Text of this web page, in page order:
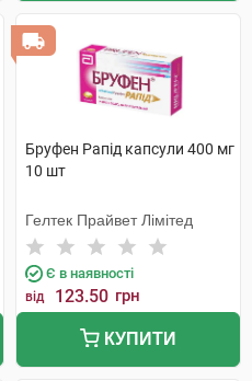
Бруфен Рапід капсули 400 мг
10 шт
Гелтек Прайвет Лімітед
Є в наявності
від 123.50 грн
КУПИТИ